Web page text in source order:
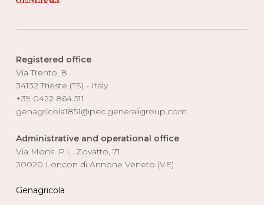
Registered office
Via Trento, 8
34132 Trieste (TS) - Italy
+39 0422 864 511
genagricola1851@pec.generaligroup.com
Administrative and operational office
Via Mons. P.L. Zovatto, 71
30020 Loncon di Annone Veneto (VE)
Genagricola